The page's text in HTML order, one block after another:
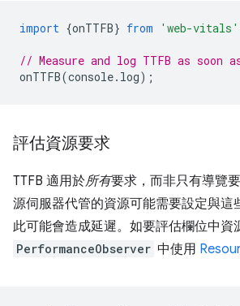
import {onTTFB} from 'web-vitals'
// Measure and log TTFB as
onTTFB(console. log);
評估資源要求
TTFB 適用於所有要求，而非只有導覽
源伺服器代管的資源可能需要設定與這
此可能會造成延遲。如要評估欄位中資
PerformanceObserver 中使用